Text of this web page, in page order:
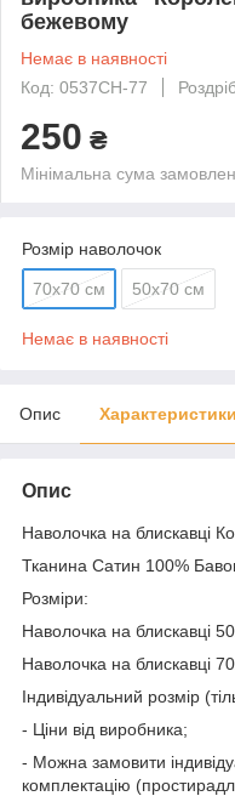
бежевому
Немає в наявності
Код: 0537СН-77
250 ₴
Мінімальна сума
Розмір наволочок
70х70 см 50х70 см
Немає в наявності
Опис Характеристики
Опис
Наволочка на блискавці
Тканина Сатин 100%
Розміри:
Наволочка на блискавці
Наволочка на блискавці
Індивідуальний розмір
- Ціни від виробника;
- Можна замовити
комплектацію